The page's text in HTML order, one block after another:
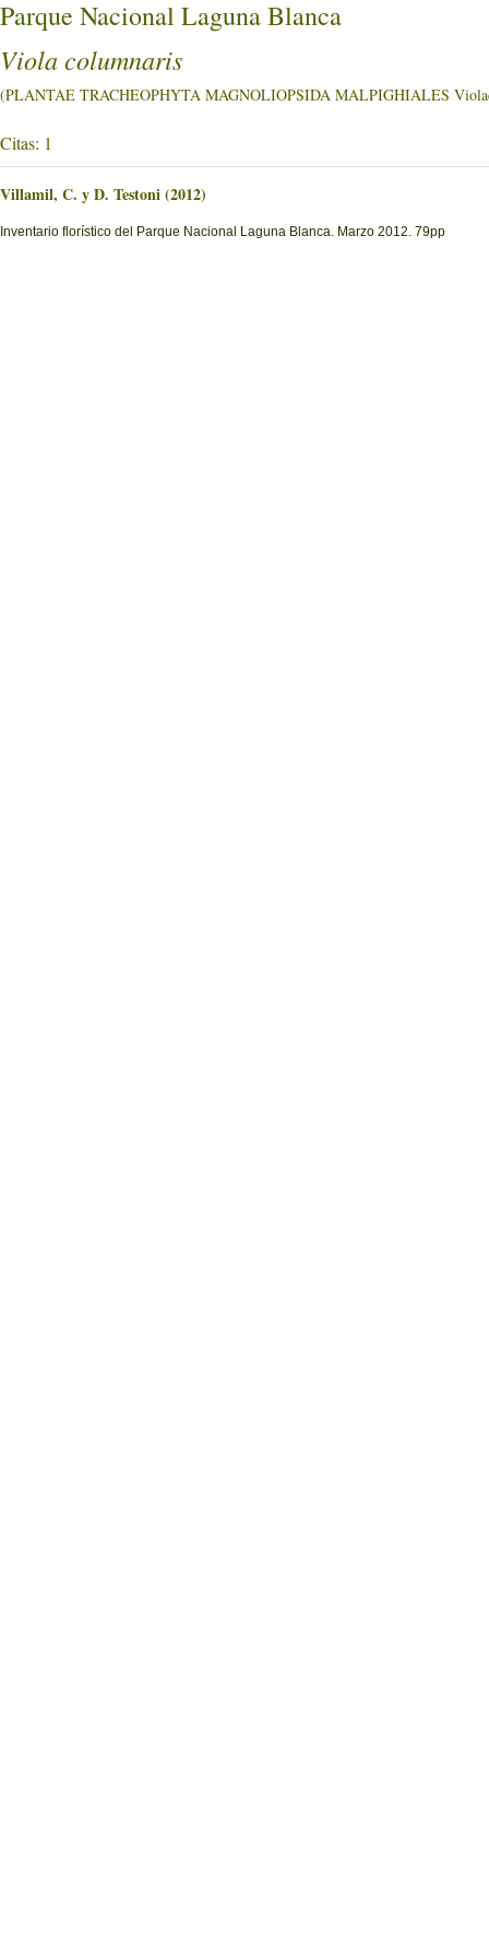
Parque Nacional Laguna Blanca
Viola columnaris
(PLANTAE TRACHEOPHYTA MAGNOLIOPSIDA MALPIGHIALES
Citas: 1
Villamil, C. y D. Testoni (2012)
Inventario florístico del Parque Nacional Laguna Blanca. Marzo 2012. 79pp